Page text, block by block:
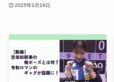
2025年2月19日